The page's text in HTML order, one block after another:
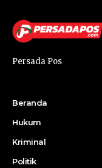
Persada Pos
Beranda
Hukum
Kriminal
Politik